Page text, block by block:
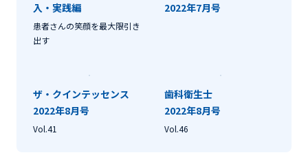
入・実践編
患者さんの笑顔を最大限引き
出す
2022年7月号
ザ・クインテッセンス
2022年8月号
Vol.41
歯科衛生士
2022年8月号
Vol.46